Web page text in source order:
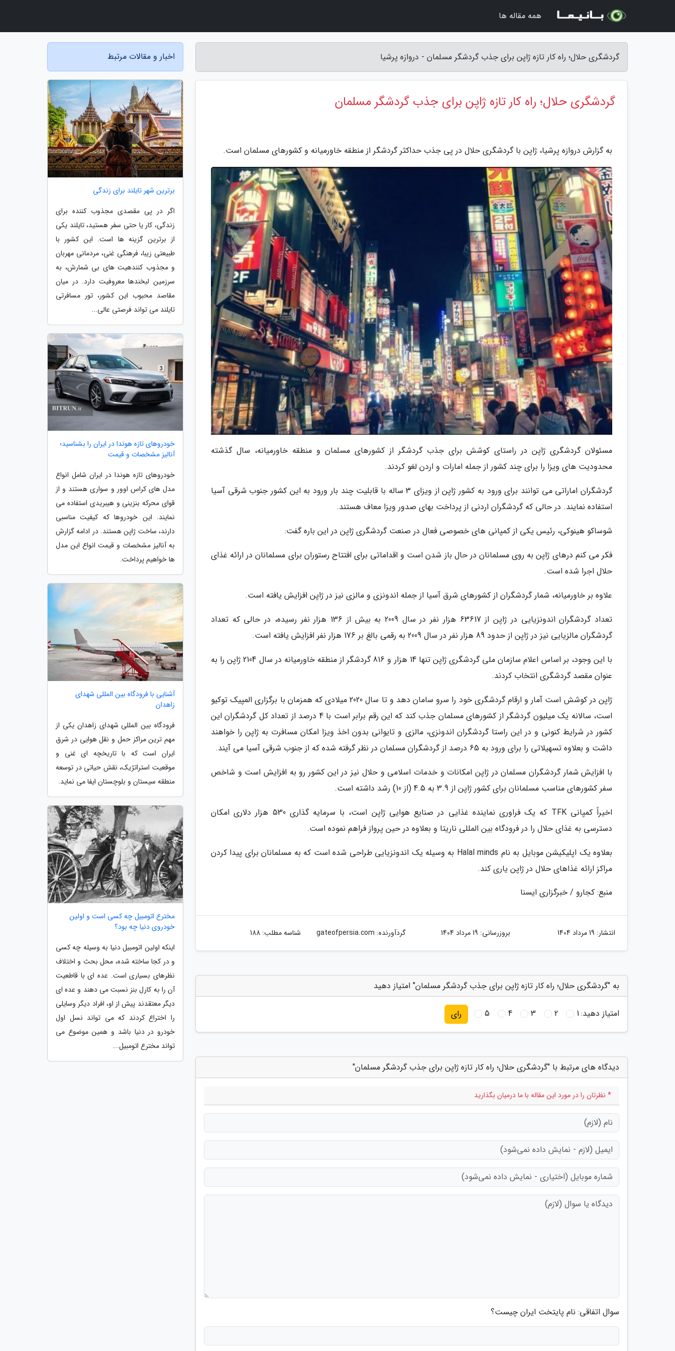
گردشگری حلال؛ راه کار تازه ژاپن برای جذب گردشگر مسلمان - دروازه پرشیا
گردشگری حلال؛ راه کار تازه ژاپن برای جذب گردشگر مسلمان
به گزارش دروازه پرشیا، ژاپن با گردشگری حلال در پی جذب حداکثر گردشگر از منطقه خاورمیانه و کشورهای مسلمان است.
مسئولان گردشگری ژاپن در راستای کوشش برای جذب گردشگر از کشورهای مسلمان و منطقه خاورمیانه، سال گذشته
محدودیت های ویزا را برای چند کشور از جمله امارات و اردن لغو کردند.
گردشگران اماراتی می توانند برای ورود به کشور ژاپن از ویزای 3 ساله با قابلیت چند بار ورود به این کشور جنوب شرقی آسیا
استفاده نمایند. در حالی که گردشگران اردنی از پرداخت بهای صدور ویزا معاف هستند.
شوساکو هینوکی، رئیس یکی از کمپانی های خصوصی فعال در صنعت گردشگری ژاپن در این باره گفت:
فکر می کنم درهای ژاپن به روی مسلمانان در حال باز شدن است و اقداماتی برای افتتاح رستوران برای مسلمانان در ارائه غذای
حلال اجرا شده است.
علاوه بر خاورمیانه، شمار گردشگران از کشورهای شرق آسیا از جمله اندونزی و مالزی نیز در ژاپن افزایش یافته است.
تعداد گردشگران اندونزیایی در ژاپن از 63617 هزار نفر در سال 2009 به بیش از 136 هزار نفر رسیده، در حالی که تعداد
گردشگران مالزیایی نیز در ژاپن از حدود 89 هزار نفر در سال 2009 به رقمی بالغ بر 176 هزار نفر افزایش یافته است.
با این وجود، بر اساس اعلام سازمان ملی گردشگری ژاپن تنها 14 هزار و 816 گردشگر از منطقه خاورمیانه در سال 2104 ژاپن را به
عنوان مقصد گردشگری انتخاب کردند.
ژاپن در کوشش است آمار و ارقام گردشگری خود را سرو سامان دهد و تا سال 2020 میلادی که همزمان با برگزاری المپیک توکیو
است، سالانه یک میلیون گردشگر از کشورهای مسلمان جذب کند که این رقم برابر است با 4 درصد از تعداد کل گردشگران این
کشور در شرایط کنونی و در این راستا گردشگران اندونزی، مالزی و تایوانی بدون اخذ ویزا امکان مسافرت به ژاپن را خواهند
داشت و بعلاوه تسهیلاتی را برای ورود به 65 درصد از گردشگران مسلمان در نظر گرفته شده که از جنوب شرقی آسیا می آیند.
با افزایش شمار گردشگران مسلمان در ژاپن امکانات و خدمات اسلامی و حلال نیز در این کشور رو به افزایش است و شاخص
سفر کشورهای مناسب مسلمانان برای کشور ژاپن از 3.9 به 4.5 (از 10) رشد داشته است.
اخیراً کمپانی TFK که یک فراوری نماینده غذایی در صنایع هوایی ژاپن است، با سرمایه گذاری 530 هزار دلاری امکان
دسترسی به غذای حلال را در فرودگاه بین المللی ناریتا و بعلاوه در حین پرواز فراهم نموده است.
بعلاوه یک اپلیکیشن موبایل به نام Halal minds به وسیله یک اندونزیایی طراحی شده است که به مسلمانان برای پیدا کردن
مراکز ارائه غذاهای حلال در ژاپن یاری کند.
منبع: کجارو / خبرگزاری ایسنا
انتشار: 19 مرداد 1404 بروزرسانی: 19 مرداد 1404 گردآورنده: gateofpersia.com شناسه مطلب: 188
به "گردشگری حلال؛ راه کار تازه ژاپن برای جذب گردشگر مسلمان" امتیاز دهید
امتیاز دهید:1
2
3
4
5 رای
دیدگاه های مرتبط با "گردشگری حلال؛ راه کار تازه ژاپن برای جذب گردشگر مسلمان"
* نظرتان را در مورد این مقاله با ما درمیان بگذارید
سوال اتفاقی: نام پایتخت ایران چیست؟
اخبار و مقالات مرتبط
برترین شهر تایلند برای زندگی
اگر در پی مقصدی مجذوب کننده برای
زندگی، کار یا حتی سفر هستید، تایلند یکی
از برترین گزینه ها است. این کشور با
طبیعتی زیبا، فرهنگی غنی، مردمانی مهربان
و مجذوب کنندهیت های بی شمارش، به
سرزمین لبخندها معروفیت دارد. در میان
مقاصد محبوب این کشور، تور مسافرتی
تایلند می تواند فرصتی عالی...
خودروهای تازه هوندا در ایران را بشناسید؛
آنالیز مشخصات و قیمت
خودروهای تازه هوندا در ایران شامل انواع
مدل های کراس اوور و سواری هستند و از
قوای محرکه بنزینی و هیبریدی استفاده می
نمایند. این خودروها که کیفیت مناسبی
دارند، ساخت ژاپن هستند. در ادامه گزارش
به آنالیز مشخصات و قیمت انواع این مدل
ها خواهیم پرداخت.
آشنایی با فرودگاه بین المللی شهدای
زاهدان
فرودگاه بین المللی شهدای زاهدان یکی از
مهم ترین مراکز حمل و نقل هوایی در شرق
ایران است که با تاریخچه ای غنی و
موقعیت استراتژیک، نقش حیاتی در توسعه
منطقه سیستان و بلوچستان ایفا می نماید.
مخترع اتومبیل چه کسی است و اولین
خودروی دنیا چه بود؟
اینکه اولین اتومبیل دنیا به وسیله چه کسی
و در کجا ساخته شده، محل بحث و اختلاف
نظرهای بسیاری است. عده ای با قاطعیت
آن را به کارل بنز نسبت می دهند و عده ای
دیگر معتقدند پیش از او، افراد دیگر وسایلی
را اختراع کردند که می تواند نسل اول
خودرو در دنیا باشد و همین موضوع می
تواند مخترع اتومبیل...
همه مقاله ها